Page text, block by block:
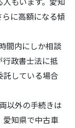
に高額になる傾
間内にしか相談
政書士法に抵
している場合
以外の手続きは
愛知県で中古車